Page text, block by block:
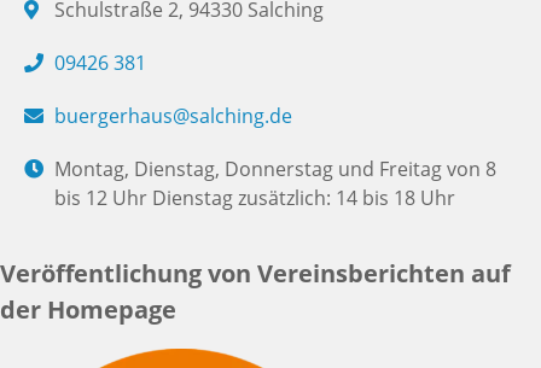
Schulstraße 2, 94330 Salching
09426 381
buergerhaus@salching.de
Montag, Dienstag, Donnerstag und Freitag von 8
bis 12 Uhr Dienstag zusätzlich: 14 bis 18 Uhr
Veröffentlichung von Vereinsberichten auf
der Homepage